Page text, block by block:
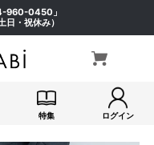
960-0450 」
・祝休み）
特集 ログイン